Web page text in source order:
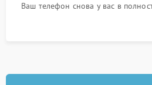
Ваш телефон снова у вас в